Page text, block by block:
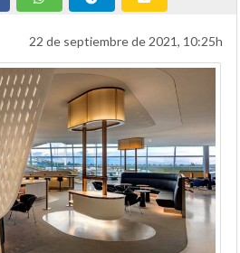
22 de septiembre de 2021, 10:25h